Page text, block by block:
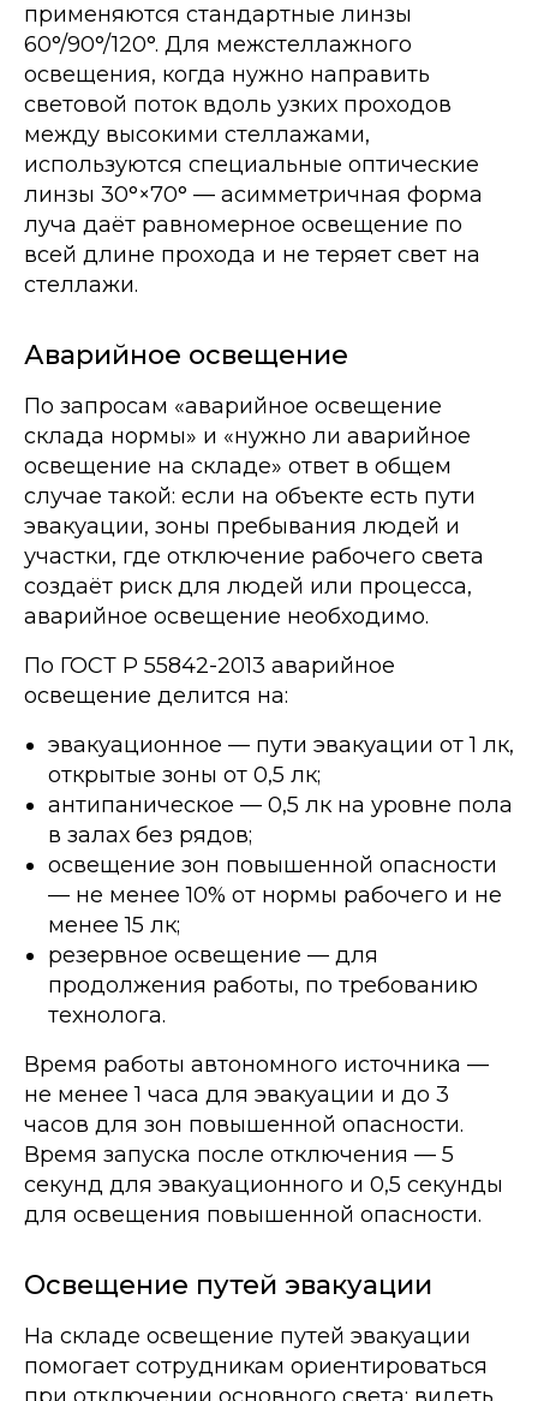
применяются стандартные линзы
60°/90°/120°. Для межстеллажного
освещения, когда нужно направить
световой поток вдоль узких проходов
между высокими стеллажами,
используются специальные оптические
линзы 30°×70° — асимметричная форма
луча даёт равномерное освещение по
всей длине прохода и не теряет свет на
стеллажи.
Аварийное освещение
По запросам «аварийное освещение
склада нормы» и «нужно ли аварийное
освещение на складе» ответ в общем
случае такой: если на объекте есть пути
эвакуации, зоны пребывания людей и
участки, где отключение рабочего света
создаёт риск для людей или процесса,
аварийное освещение необходимо.
По ГОСТ Р 55842-2013 аварийное
освещение делится на:
эвакуационное — пути эвакуации от 1 лк,
открытые зоны от 0,5 лк;
антипаническое — 0,5 лк на уровне пола
в залах без рядов;
освещение зон повышенной опасности
— не менее 10% от нормы рабочего и не
менее 15 лк;
резервное освещение — для
продолжения работы, по требованию
технолога.
Время работы автономного источника —
не менее 1 часа для эвакуации и до 3
часов для зон повышенной опасности.
Время запуска после отключения — 5
секунд для эвакуационного и 0,5 секунды
для освещения повышенной опасности.
Освещение путей эвакуации
На складе освещение путей эвакуации
помогает сотрудникам ориентироваться